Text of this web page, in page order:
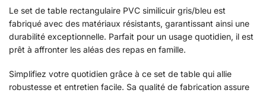
Le set de table rectangulaire PVC similicuir gris/bleu est
fabriqué avec des matériaux résistants, garantissant ainsi une
durabilité exceptionnelle. Parfait pour un usage quotidien, il est
prêt à affronter les aléas des repas en famille.
Simplifiez votre quotidien grâce à ce set de table qui allie
robustesse et entretien facile. Sa qualité de fabrication assure